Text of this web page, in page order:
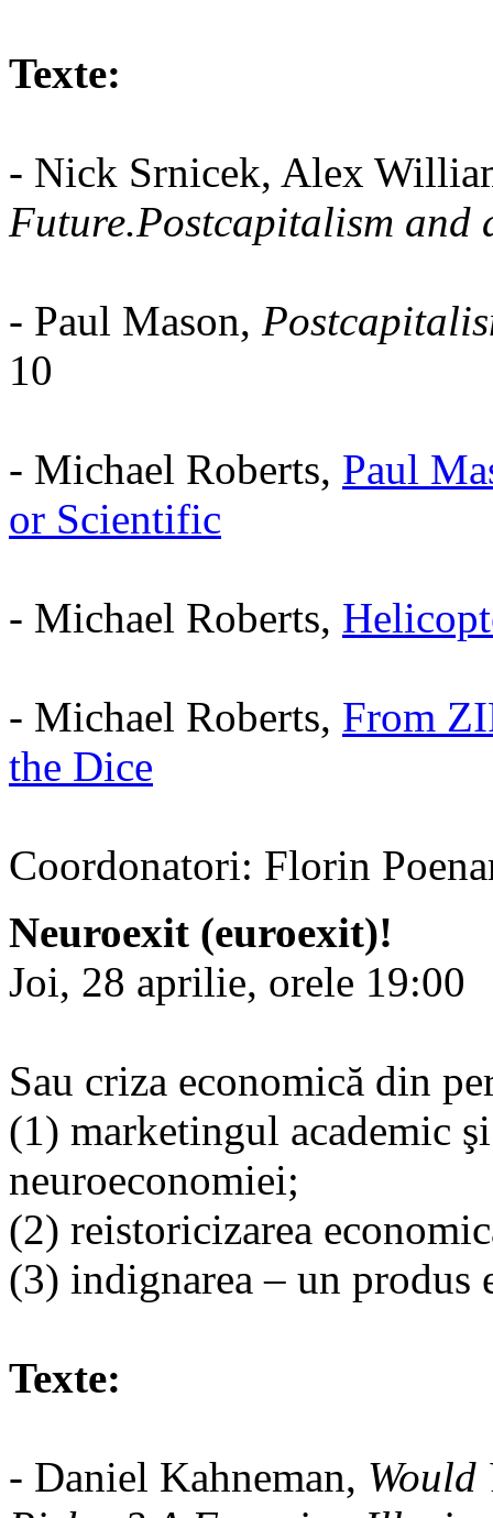
Texte:
- Nick Srnicek, Alex
Future.Postcapitalism and
- Paul Mason,
10
- Michael Roberts, Paul
or Scientific
- Michael Roberts,
- Michael Roberts, From
the Dice
Coordonatori: Florin
Neuroexit (euroexit)!
Joi, 28 aprilie, orele 19:00
Sau criza economică din
(1) marketingul academic
neuroeconomiei;
(2) reistoricizarea
(3) indignarea – un produs
Texte:
- Daniel Kahneman, Would